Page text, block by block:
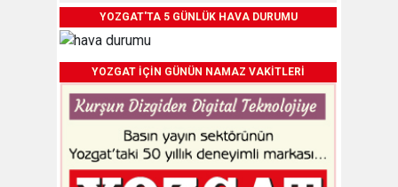
YOZGAT'TA 5 GÜNLÜK HAVA DURUMU
YOZGAT İÇİN GÜNÜN NAMAZ VAKİTLERİ